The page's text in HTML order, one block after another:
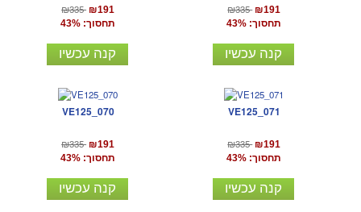
₪335 ₪191
תחסוך: 43%
קנה עכשיו
₪335 ₪191
תחסוך: 43%
קנה עכשיו
VE125_070
₪335 ₪191
תחסוך: 43%
קנה עכשיו
VE125_071
₪335 ₪191
תחסוך: 43%
קנה עכשיו